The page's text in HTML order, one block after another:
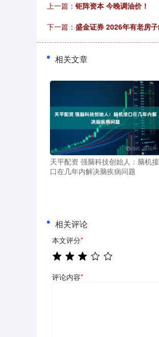
上一篇： 钜阵资本 今晚调油价！
下一篇： 盛金证券 2026年有老房
相关文章
天平配资 强脑科技创始人：脑机接
口在几年内解决脑疾病问题
相关评论
本文评分*
评论内容*